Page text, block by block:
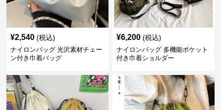
¥2,540 (税込)
ナイロンバッグ 光沢素材チェー
ン付き巾着バッグ
¥6,200 (税込)
ナイロンバッグ 多機能ポケット
付き巾着ショルダー